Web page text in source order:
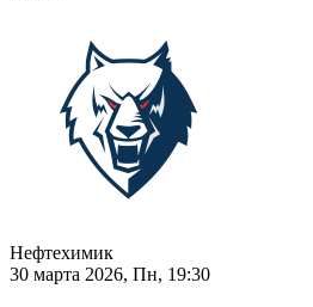
Нефтехимик
30 марта 2026, Пн, 19:30